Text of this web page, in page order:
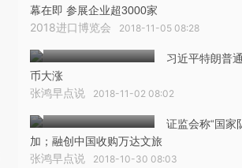
幕在即 参展企业超3000家
2018进口博览会 2018-11-05 08:28
习近平特朗普
币大涨
张鸿早点说 2018-11-02 08:02
证监会称“国家
加；融创中国收购万达文旅
张鸿早点说 2018-10-30 08:03